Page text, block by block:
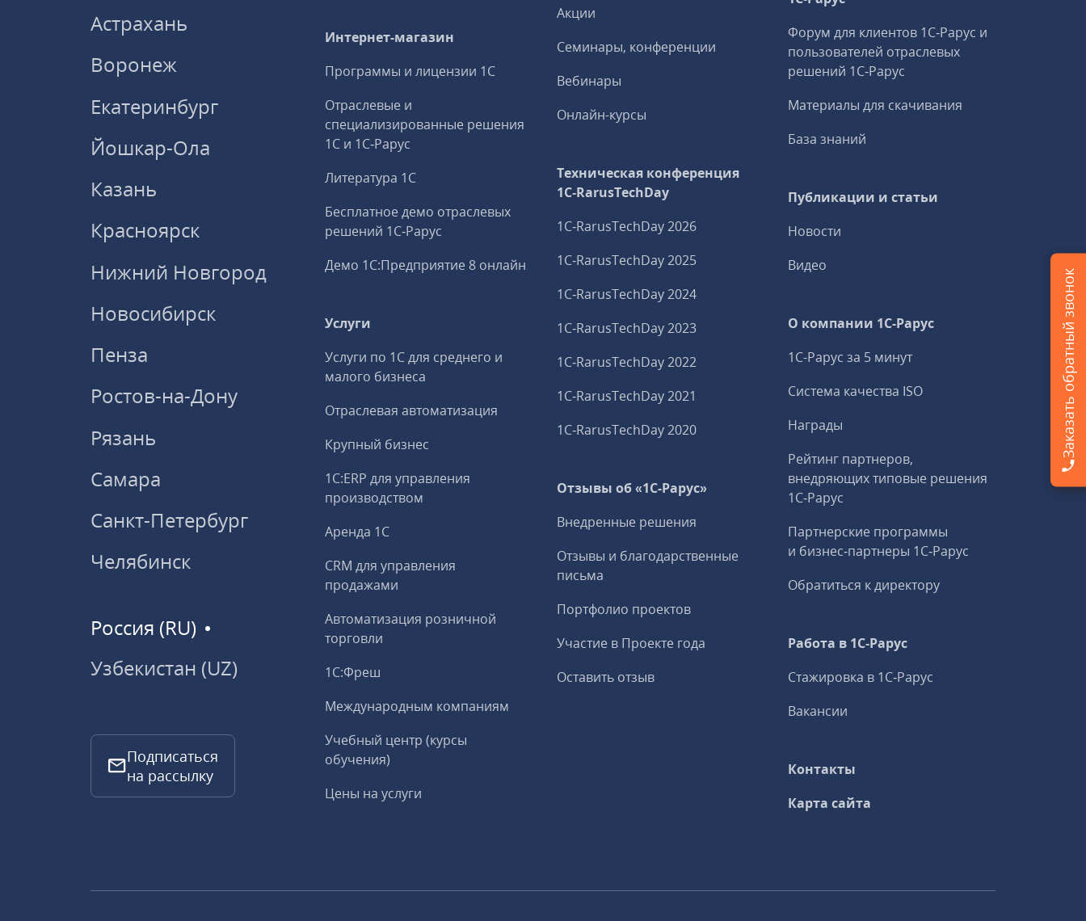
Астрахань
Воронеж
Екатеринбург
Йошкар-Ола
Казань
Красноярск
Нижний Новгород
Новосибирск
Пенза
Ростов-на-Дону
Рязань
Самара
Санкт-Петербург
Челябинск
Россия (RU)
Узбекистан (UZ)
Подписаться
на рассылку
Интернет-магазин
Программы и лицензии 1С
Отраслевые и
специализированные решения
1С и 1С‑Рарус
Литература 1С
Бесплатное демо отраслевых
решений 1С‑Рарус
Демо 1С:Предприятие 8 онлайн
Услуги
Услуги по 1С для среднего и
малого бизнеса
Отраслевая автоматизация
Крупный бизнес
1С:ERP для управления
производством
Аренда 1С
CRM для управления
продажами
Автоматизация розничной
торговли
1С:Фреш
Международным компаниям
Учебный центр (курсы
обучения)
Цены на услуги
Акции
Семинары, конференции
Вебинары
Онлайн-курсы
Техническая конференция
1C‑RarusTechDay
1C‑RarusTechDay 2026
1C‑RarusTechDay 2025
1C‑RarusTechDay 2024
1C‑RarusTechDay 2023
1C‑RarusTechDay 2022
1C‑RarusTechDay 2021
1C‑RarusTechDay 2020
Отзывы об «1С-Рарус»
Внедренные решения
Отзывы и благодарственные
письма
Портфолио проектов
Участие в Проекте года
Оставить отзыв
Форум для клиентов 1С‑Рарус и
пользователей отраслевых
решений 1С‑Рарус
Материалы для скачивания
База знаний
Публикации и статьи
Новости
Видео
О компании 1C-Рарус
1С-Рарус за 5 минут
Система качества ISO
Награды
Рейтинг партнеров,
внедряющих типовые решения
1С‑Рарус
Партнерские программы
и бизнес‑партнеры 1С‑Рарус
Обратиться к директору
Работа в 1С‑Рарус
Стажировка в 1С‑Рарус
Вакансии
Контакты
Карта сайта
Заказать обратный звонок